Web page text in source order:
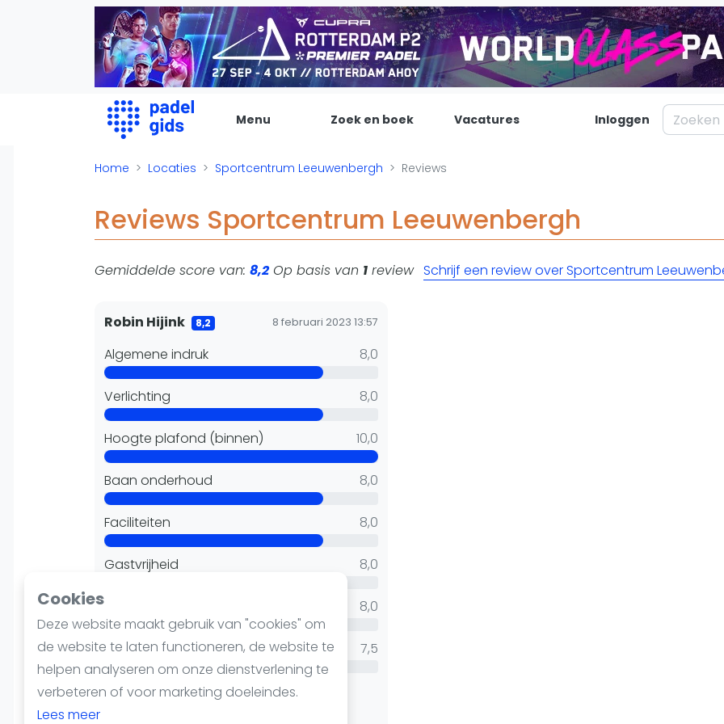
Cookies
Deze website maakt gebruik van "cookies" om
de website te laten functioneren, de website te
helpen analyseren om onze dienstverlening te
verbeteren of voor marketing doeleindes.
Lees meer
Menu
De Padel Gids
Padelwinkels
Organisatie
Banenbouwers
Reserveringssystemen
Padelscholen
Toevoegen data
Laatste updates
Padel
Nieuws
Vragen over padel
Insights
Zoek en boek Vacatures Inloggen
Home Locaties Sportcentrum Leeuwenbergh Reviews
Reviews Sportcentrum Leeuwenbergh
Gemiddelde score van: 8,2Op basis van 1 review Schrijf een review over Sportcentrum
Robin Hijink 8,2 8 februari 2023 13:57
Algemene indruk 8,0
Verlichting 8,0
Hoogte plafond (binnen) 10,0
Baan onderhoud 8,0
Faciliteiten 8,0
Gastvrijheid 8,0
8,0
Kantine/bar 7,5
Padelbanen liggen wat verder van de